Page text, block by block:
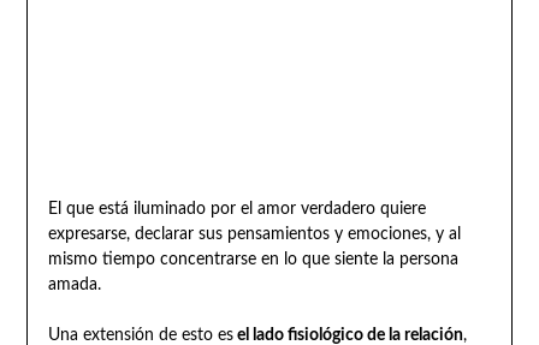
El que está iluminado por el amor verdadero quiere
expresarse, declarar sus pensamientos y emociones, y al
mismo tiempo concentrarse en lo que siente la persona
amada.
Una extensión de esto esel lado fisiológico de la relación,